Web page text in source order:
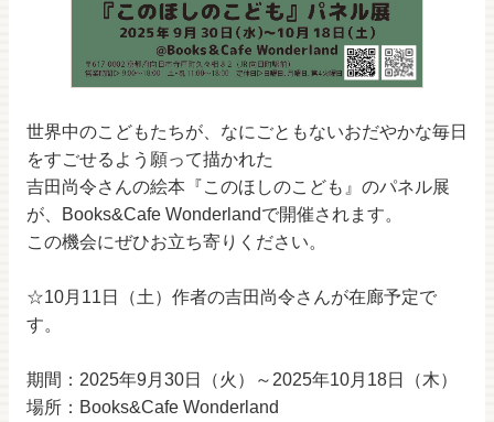
世界中のこどもたちが、なにごともないおだやかな毎日
をすごせるよう願って描かれた
吉田尚令さんの絵本『このほしのこども』のパネル展
が、Books&Cafe Wonderlandで開催されます。
この機会にぜひお立ち寄りください。
☆10月11日（土）作者の吉田尚令さんが在廊予定で
す。
期間：2025年9月30日（火）～2025年10月18日（木）
場所：Books&Cafe Wonderland